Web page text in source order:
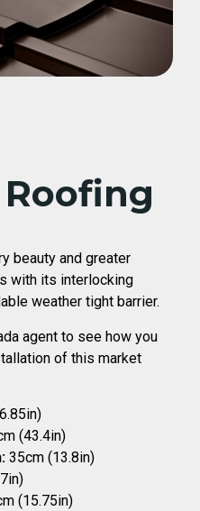
beauty and greater
with its interlocking
weather tight barrier.
agent to see how you
of this market
(43.4in)
35cm (13.8in)
(15.75in)